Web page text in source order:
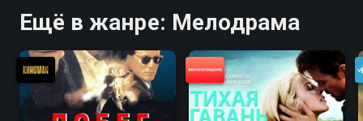
Ещё в жанре: Мелодрама